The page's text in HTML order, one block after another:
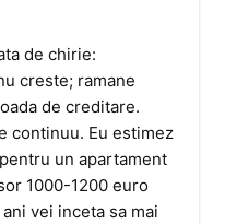
de chirie:
creste; ramane
de creditare.
continuu. Eu estimez
un apartament
1000-1200 euro
vei inceta sa mai